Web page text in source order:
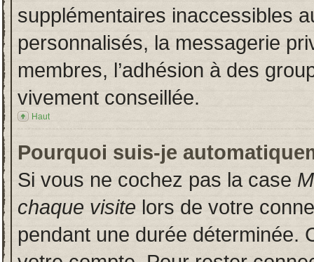
supplémentaires inaccessibles
personnalisés, la messagerie
membres, l’adhésion à des
vivement conseillée.
Haut
Pourquoi suis-je
Si vous ne cochez pas la case
chaque visite lors de votre
pendant une durée déterminée.